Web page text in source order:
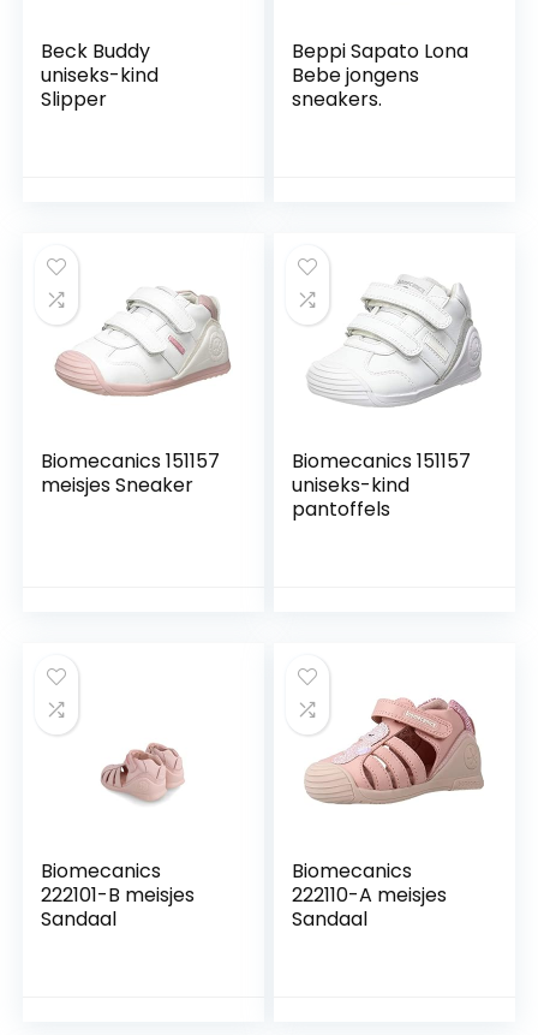
Beck Buddy
uniseks-kind
Slipper
Beppi Sapato Lona
Bebe jongens
sneakers.
Biomecanics 151157
meisjes Sneaker
Biomecanics 151157
uniseks-kind
pantoffels
Biomecanics
222101-B meisjes
Sandaal
Biomecanics
222110-A meisjes
Sandaal